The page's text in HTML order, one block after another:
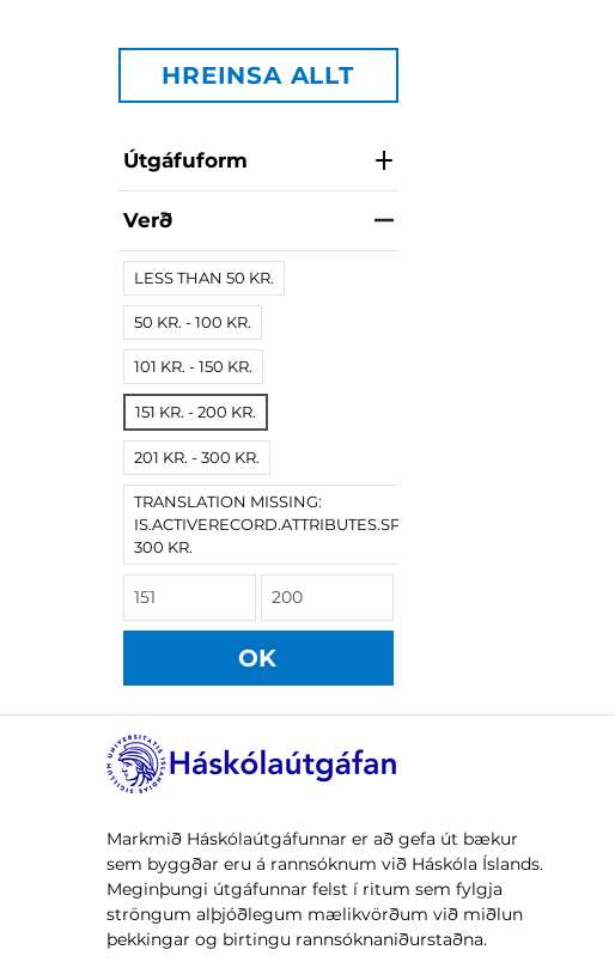
HREINSA ALLT
Útgáfuform
Verð
LESS THAN 50 KR.
50 KR. - 100 KR.
101 KR. - 150 KR.
151 KR. - 200 KR.
201 KR. - 300 KR.
TRANSLATION MISSING:
IS.ACTIVERECORD.ATTRIBUTES.SPREE/PRODUCT.MORE_THAN
300 KR.
OK
Markmið Háskólaútgáfunnar er að gefa út bækur
sem byggðar eru á rannsóknum við Háskóla Íslands.
Meginþungi útgáfunnar felst í ritum sem fylgja
ströngum alþjóðlegum mælikvörðum við miðlun
þekkingar og birtingu rannsóknaniðurstaðna.